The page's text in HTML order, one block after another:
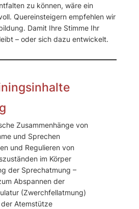
zu können, wäre ein
Quereinsteigern empfehlen wir
Damit Ihre Stimme Ihr
– oder sich dazu entwickelt.
Zusammenhänge von
und Sprechen
und Regulieren von
im Körper
der Sprechatmung –
Abspannen der
(Zwerchfellatmung)
Atemstütze